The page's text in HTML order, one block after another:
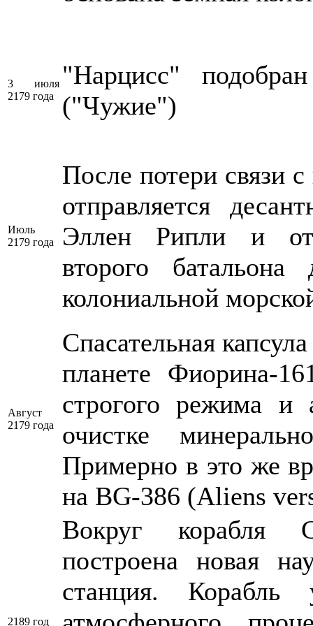
3 июля
2179 года
"Нарцисс"
("Чужие")
Июль
2179 года
После потери связи
отправляется
Эллен Рипли и
второго батальона
колониальной
Август
2179 года
Спасательная
планете Фиорина-
строгого режима и
очистке
Примерно в это же
на BG-386 (Aliens
2189 год
Вокруг корабля
построена новая
станция. Корабль